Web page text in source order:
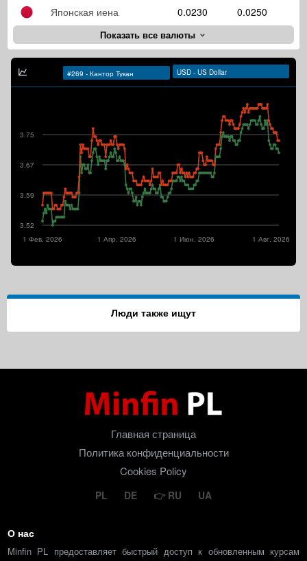
Японская иена
0.0230 0.0250
Показать все валюты
3.52
3.59
3.67
3.75
1 Авг. 2026
1 Июн. 2026
1 Апр. 2026
1 Фев. 2026
Люди также ищут
Главная страница
Политика конфиденциальности
Cookies Policy
PL DE RU UA
О нас
Minfin PL предоставляет быстрый доступ к обновленным курсам